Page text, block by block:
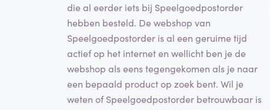
die al eerder iets bij Speelgoedpostorder
hebben besteld. De webshop van
Speelgoedpostorder is al een geruime tijd
actief op het internet en wellicht ben je de
webshop als eens tegengekomen als je naar
een bepaald product op zoek bent. Wil je
weten of Speelgoedpostorder betrouwbaar is